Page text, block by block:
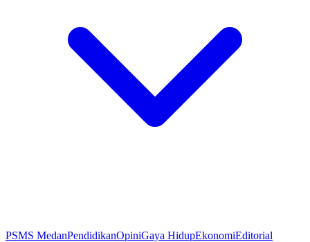
PSMS MedanPendidikanOpiniGaya HidupEkonomiEditorial